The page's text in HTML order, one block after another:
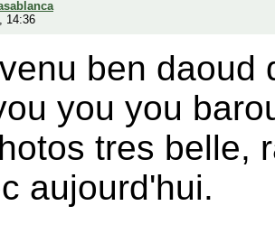
14:36
ben daoud
you you
tres belle,
aujourd'hui.